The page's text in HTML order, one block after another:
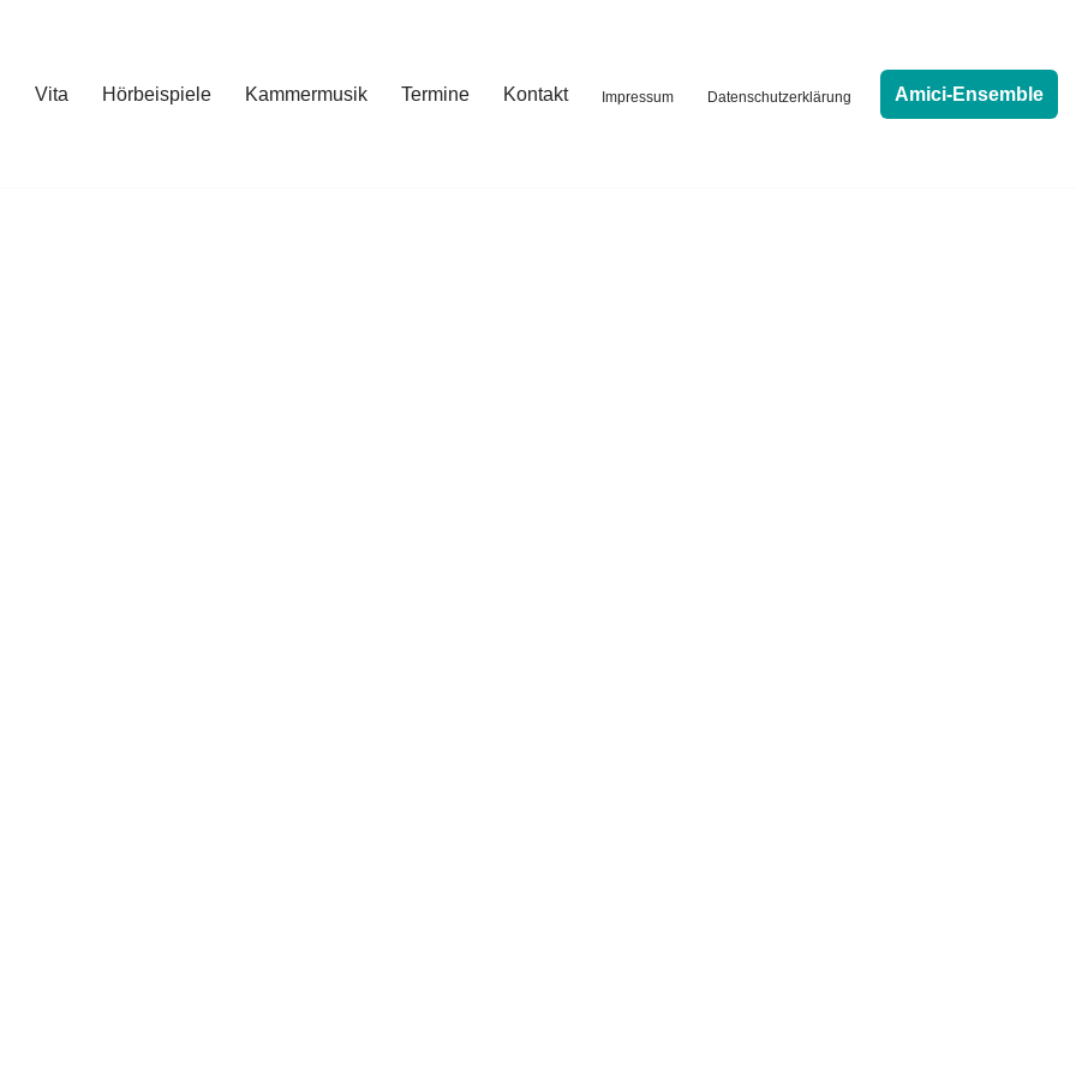
Vita Hörbeispiele Kammermusik Termine Kontakt Impressum Datenschutzerklärung Amici-Ensemble